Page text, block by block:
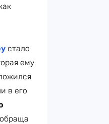
стало
ему
в его